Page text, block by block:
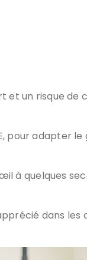
et un risque de
pour adapter
à quelques
dans